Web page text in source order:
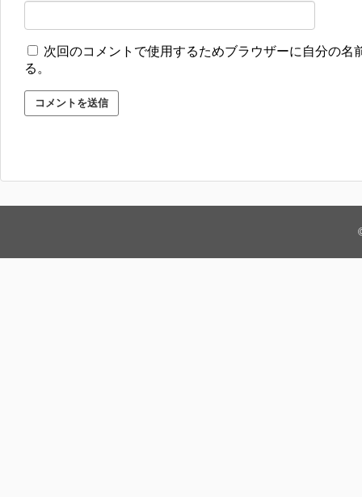
次回のコメントで使用するためブラウザーに自分の名
る。